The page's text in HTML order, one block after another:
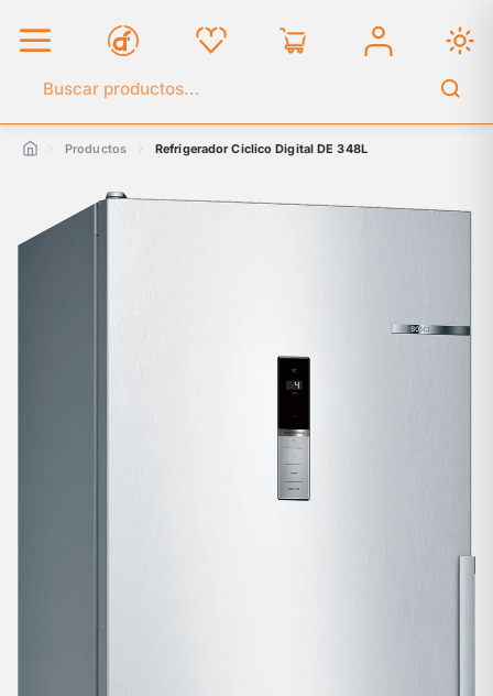
Buscar en el catálogo
Productos Refrigerador Ciclico Digital DE 348L